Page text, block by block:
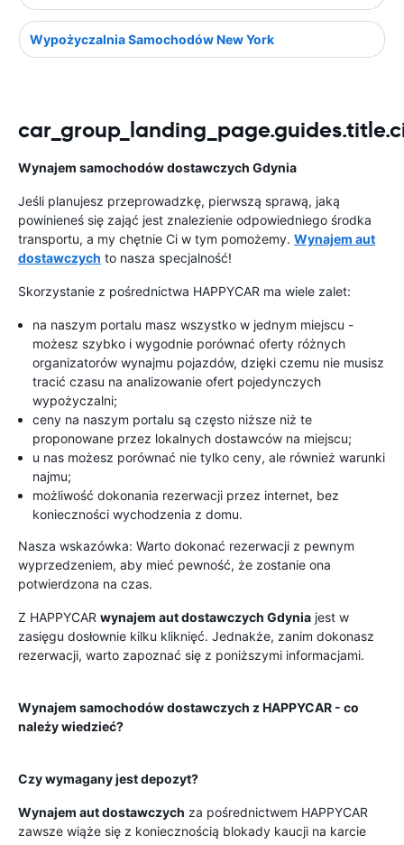
Wypożyczalnia Samochodów New York
Wynajem samochodów dostawczych Gdynia
Jeśli planujesz przeprowadzkę, pierwszą sprawą, jaką
powinieneś się zająć jest znalezienie odpowiedniego środka
transportu, a my chętnie Ci w tym pomożemy. Wynajem aut
dostawczych to nasza specjalność!
Skorzystanie z pośrednictwa HAPPYCAR ma wiele zalet:
na naszym portalu masz wszystko w jednym miejscu -
możesz szybko i wygodnie porównać oferty różnych
organizatorów wynajmu pojazdów, dzięki czemu nie musisz
tracić czasu na analizowanie ofert pojedynczych
wypożyczalni;
ceny na naszym portalu są często niższe niż te
proponowane przez lokalnych dostawców na miejscu;
u nas możesz porównać nie tylko ceny, ale również warunki
najmu;
możliwość dokonania rezerwacji przez internet, bez
konieczności wychodzenia z domu.
Nasza wskazówka: Warto dokonać rezerwacji z pewnym
wyprzedzeniem, aby mieć pewność, że zostanie ona
potwierdzona na czas.
Z HAPPYCAR wynajem aut dostawczych Gdynia jest w
zasięgu dosłownie kilku kliknięć. Jednakże, zanim dokonasz
rezerwacji, warto zapoznać się z poniższymi informacjami.
Wynajem samochodów dostawczych z HAPPYCAR - co
należy wiedzieć?
Czy wymagany jest depozyt?
Wynajem aut dostawczych za pośrednictwem HAPPYCAR
zawsze wiąże się z koniecznością blokady kaucji na karcie